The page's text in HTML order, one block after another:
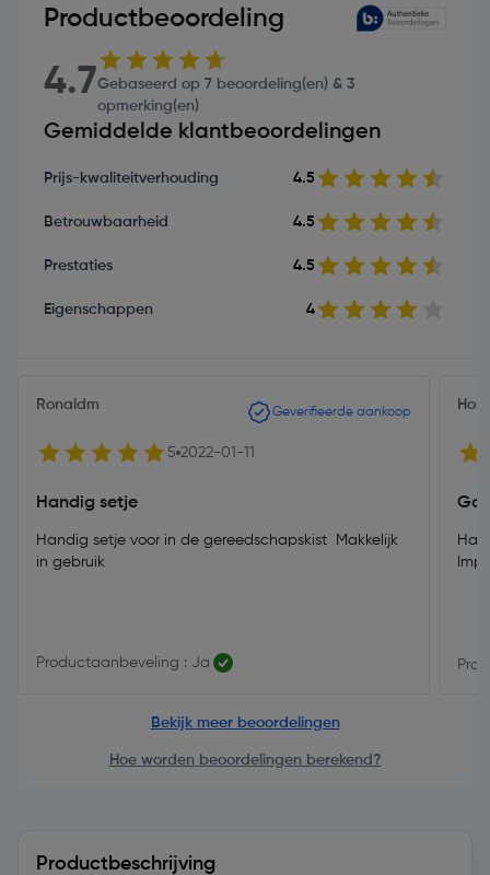
Productbeoordeling
4.7Gebaseerd op 7 beoordeling(en) & 3
opmerking(en)
Gemiddelde klantbeoordelingen
Prijs-kwaliteitverhouding 4.5
Betrouwbaarheid 4.5
Prestaties 4.5
Eigenschappen 4
Ronaldm Geverifieerde aankoop
5 2022-01-11
Handig setje
Handig setje voor in de gereedschapskist Makkelijk
in gebruik
Productaanbeveling : Ja
Bekijk meer beoordelingen
Hoe worden beoordelingen berekend?
Productbeschrijving